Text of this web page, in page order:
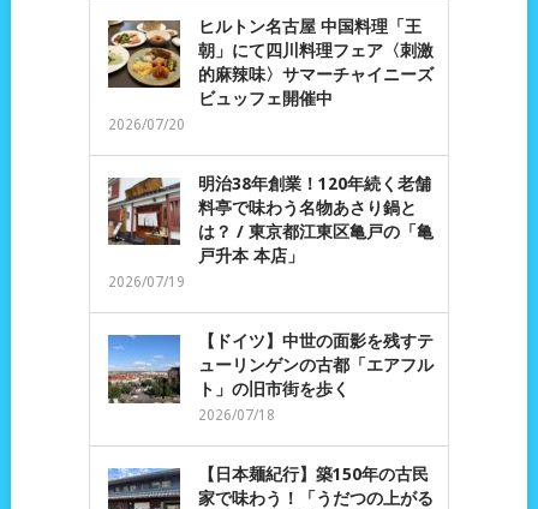
ヒルトン名古屋 中国料理「王
朝」にて四川料理フェア〈刺激
的麻辣味〉サマーチャイニーズ
ビュッフェ開催中
2026/07/20
明治38年創業！120年続く老舗
料亭で味わう名物あさり鍋と
は？ / 東京都江東区亀戸の「亀
戸升本 本店」
2026/07/19
【ドイツ】中世の面影を残すテ
ューリンゲンの古都「エアフル
ト」の旧市街を歩く
2026/07/18
【日本麺紀行】築150年の古民
家で味わう！「うだつの上がる